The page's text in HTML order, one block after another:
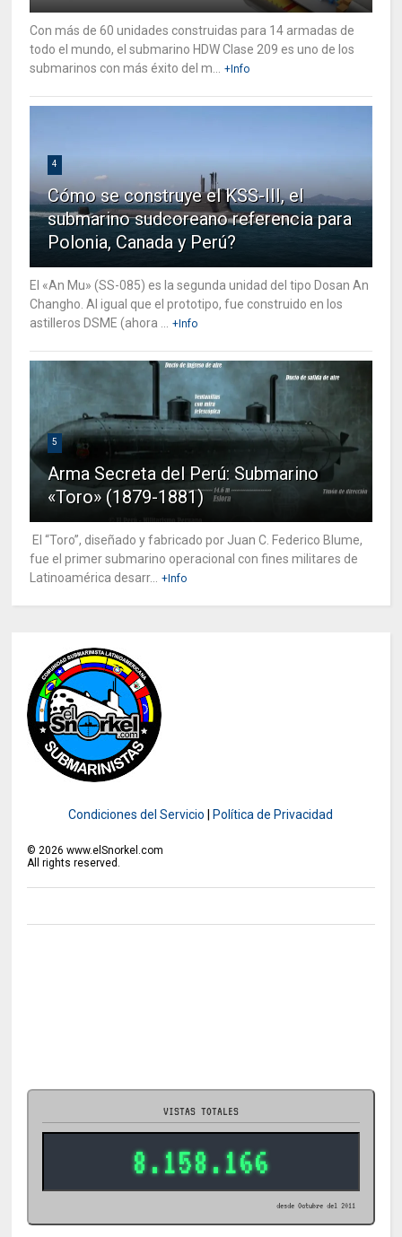
Con más de 60 unidades construidas para 14 armadas de
todo el mundo, el submarino HDW Clase 209 es uno de los
submarinos con más éxito del m... +Info
4
Cómo se construye el KSS-III, el
submarino sudcoreano referencia para
Polonia, Canada y Perú?
El «An Mu» (SS-085) es la segunda unidad del tipo Dosan An
Changho. Al igual que el prototipo, fue construido en los
astilleros DSME (ahora ... +Info
5
Arma Secreta del Perú: Submarino
«Toro» (1879-1881)
El “Toro”, diseñado y fabricado por Juan C. Federico Blume,
fue el primer submarino operacional con fines militares de
Latinoamérica desarr... +Info
Condiciones del Servicio Política de Privacidad
©2026 www.elSnorkel.com
All rights reserved.
VISTAS TOTALES
8.158.166
desde Octubre del 2011